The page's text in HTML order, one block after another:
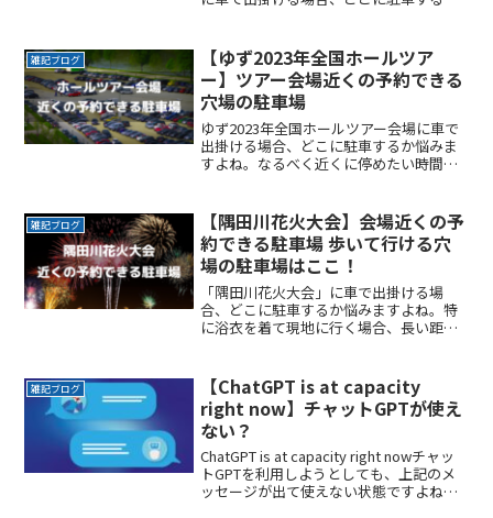
い駐車場を探すのに時間をかけたくない
自由に入出庫がしたい帰ReadMore...
雑記ブログ
【ゆず2023年全国ホールツア
ー】ツアー会場近くの予約できる
穴場の駐車場
ゆず2023年全国ホールツアー会場に車で
出掛ける場合、どこに駐車するか悩みま
すよね。なるべく近くに停めたい時間料
入出庫がしたい帰りは渋滞を避けてスム
ーズに帰りたいここでReadMore...
雑記ブログ
【隅田川花火大会】会場近くの予
約できる駐車場 歩いて行ける穴
場の駐車場はここ！
「隅田川花火大会」に車で出掛ける場
合、どこに駐車するか悩みますよね。特
に浴衣を着て現地に行く場合、長い距離
う安心感が欲しい時間料金を気にせず楽
しみたい駐車場を探すのに時ReadMore...
雑記ブログ
【ChatGPT is at capacity
right now】チャットGPTが使え
ない？
ChatGPT is at capacity right nowチャッ
トGPTを利用しようとしても、上記のメ
ッセージが出て使えない状態ですよね。